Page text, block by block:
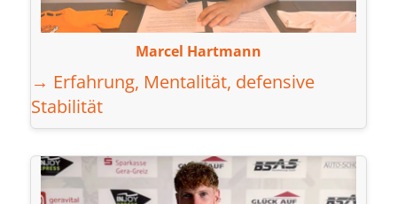
Marcel Hartmann
→ Erfahrung, Mentalität, defensive
Stabilität